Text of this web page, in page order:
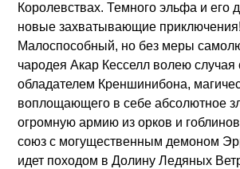
Королевствах. Темного эльфа и его
новые захватывающие приключения!
Малоспособный, но без меры
чародея Акар Кесселл волею случая
обладателем Креншинибона,
воплощающего в себе абсолютное
огромную армию из орков и
союз с могущественным демоном
идет походом в Долину Ледяных